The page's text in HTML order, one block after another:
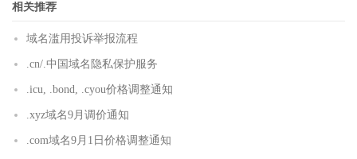
相关推荐
域名滥用投诉举报流程
.cn/.中国域名隐私保护服务
.icu, .bond, .cyou价格调整通知
.xyz域名9月调价通知
.com域名9月1日价格调整通知